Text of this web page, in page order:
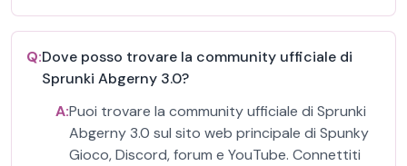
Q:Dove posso trovare la community ufficiale di
Sprunki Abgerny 3.0?
A:Puoi trovare la community ufficiale di Sprunki
Abgerny 3.0 sul sito web principale di Spunky
Gioco, Discord, forum e YouTube. Connettiti